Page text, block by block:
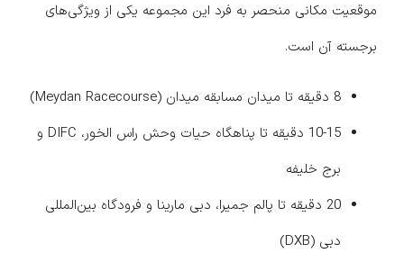
موقعیت مکانی منحصر به فرد این مجموعه یکی از ویژگی‌های
برجسته آن است.
8 دقیقه تا میدان مسابقه میدان (Meydan Racecourse)
10-15 دقیقه تا پناهگاه حیات وحش راس الخور، DIFC و
برج خلیفه
20 دقیقه تا پالم جمیرا، دبی مارینا و فرودگاه بین‌المللی
دبی (DXB)